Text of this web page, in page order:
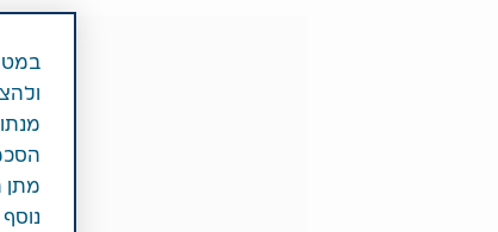
מתן
נוסף